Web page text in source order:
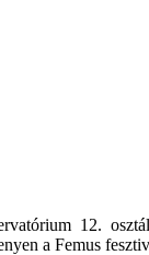
12.
a Femus